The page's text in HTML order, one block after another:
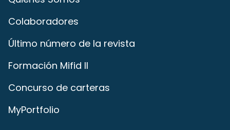
Colaboradores
Último número de la revista
Formación Mifid II
Concurso de carteras
MyPortfolio